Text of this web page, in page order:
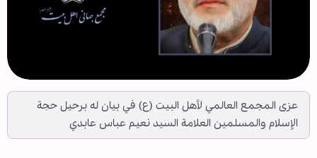
عزى المجمع العالمي لأهل البيت (ع) في بيان له برحيل حجة
الإسلام والمسلمين العلامة السيد نعيم عباس عابدي